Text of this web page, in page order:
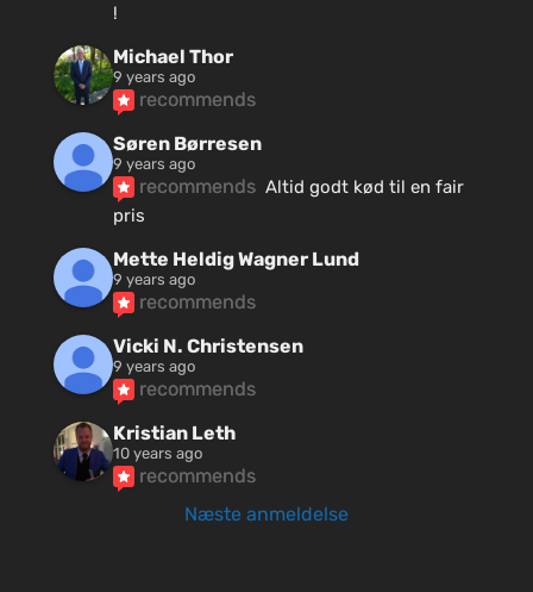
!
Michael Thor
9 years ago
recommends
Søren Børresen
9 years ago
recommends Altid godt kød til en fair
pris
Mette Heldig Wagner Lund
9 years ago
recommends
Vicki N. Christensen
9 years ago
recommends
Kristian Leth
10 years ago
recommends
Næste anmeldelse